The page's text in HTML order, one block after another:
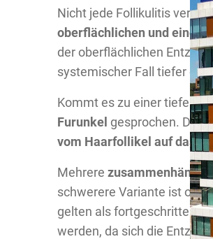
Nicht jede Follikulitis
oberflächlichen und einer
der oberflächlichen
systemischer Fall tiefer
Kommt es zu einer tieferen
Furunkel gesprochen.
vom Haarfollikel auf das
Mehrere
schwerere Variante ist oft
gelten als fortgeschrittene
werden, da sich die